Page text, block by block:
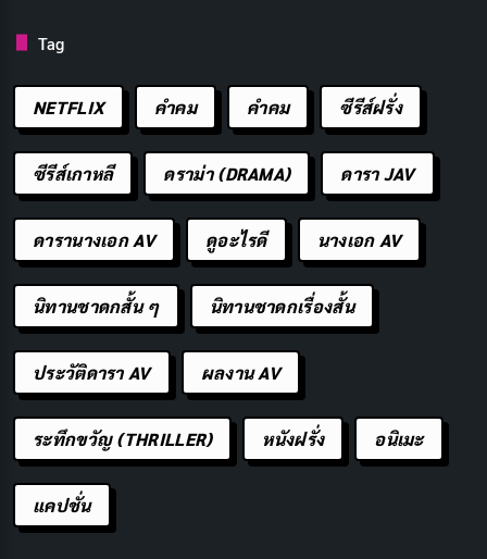
แพลตฟอร์มเหล่านี้ต่างก็เปิดโอกาสให้สแกมเมอร์ใช้
ประโยชน์ ยกตัวอย่างเช่น การแนบลิงก์หรือไฟล์อันตรายใน
อีเมลเพื่อขโมยข้อมูลส่วนตัว หรือการสร้างโปรไฟล์ปลอม
บนโซเชียลมีเดียเพื่อเข้ามาพูดคุยสนิทสนมหลอกเอาเงิน
หลังจากเกิดกระแส “ Romance Scam” ซึ่งเป็นรูปแบบ
หลอกเหยื่อให้รักและเชื่อใจ ผ่านตัวตนออนไลน์ปลอม ส
แกมเมอร์เริ่มขยายรูปแบบไปสู่ช่องทางอื่นๆ เช่น
แอปพลิเคชันหาคู่หรือเพจธุรกิจบนเฟซบุ๊ก เพื่อสร้างเรื่อง
ราวให้ดูน่าเชื่อถือมากขึ้น โดยอาจอ้างตัวเป็นทหาร นัก
ธุรกิจ วิศวกร หรือแม้แต่แพทย์ในต่างแดน พร้อมโชว์ภาพ
ลักษณ์ดีๆ เพื่อให้เหยื่อมั่นใจและคล้อยตามได้ง่ายขึ้น เมื่อ
เหยื่อตกหลุมรักหรือไว้ใจ ก็จะเริ่มมีการร้องขอความช่วย
เหลือด้านการเงินตามขั้นตอน
Tag
NETFLIX คำคม คําคม ซีรีส์ฝรั่ง
ซีรีส์เกาหลี ดราม่า (DRAMA) ดารา JAV
ดารานางเอก AV ดูอะไรดี นางเอก AV
นิทานชาดกสั้น ๆ นิทานชาดกเรื่องสั้น
ประวัติดารา AV ผลงาน AV
ระทึกขวัญ (THRILLER) หนังฝรั่ง อนิเมะ
แคปชั่น